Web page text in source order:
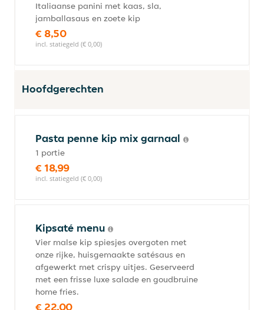
Italiaanse panini met kaas, sla,
jamballasaus en zoete kip
€ 8,50
incl. statiegeld (€ 0,00)
Hoofdgerechten
Pasta penne kip mix garnaal
1 portie
€ 18,99
incl. statiegeld (€ 0,00)
Kipsaté menu
Vier malse kip spiesjes overgoten met
onze rijke, huisgemaakte satésaus en
afgewerkt met crispy uitjes. Geserveerd
met een frisse luxe salade en goudbruine
home fries.
€ 22,00